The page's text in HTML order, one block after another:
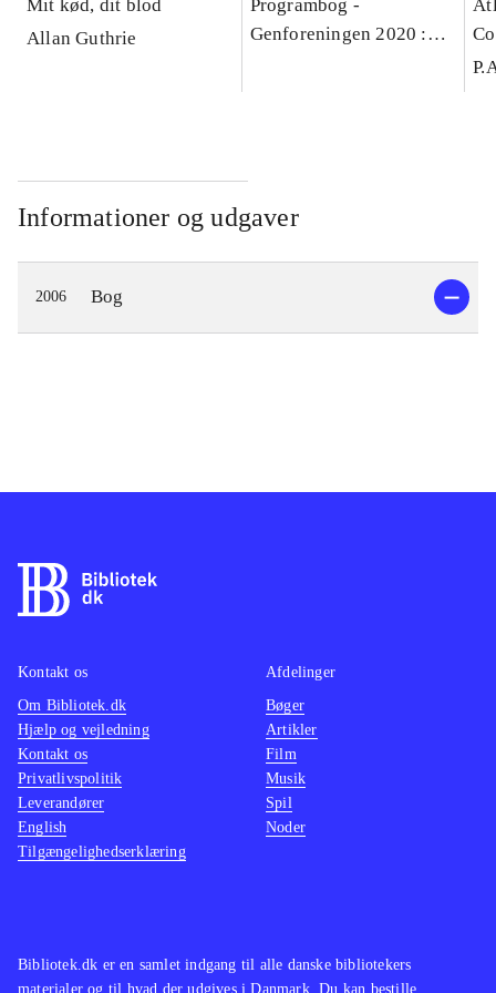
Mit kød, dit blod
Allan Guthrie
Programbog -
Genforeningen 2020 :
Informationer og udgaver
2006 Bog
Bibliotek.dk er en samlet indgang til alle danske bibliotekers
materialer og til hvad der udgives i Danmark. Du kan bestille
Kontakt os
Om Bibliotek.dk
Hjælp og vejledning
Kontakt os
Privatlivspolitik
Leverandører
English
Tilgængelighedserklæring
Afdelinger
Bøger
Artikler
Film
Musik
Spil
Noder